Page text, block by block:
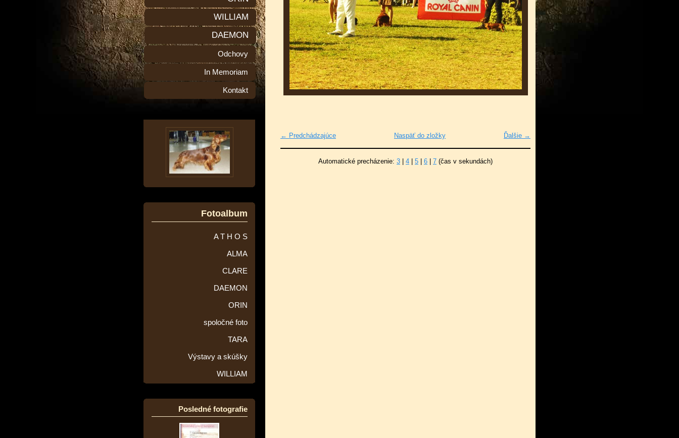
← Predchádzajúce Ďalšie →
Naspäť do zložky
Automatické precházenie: 3 4 5 6 7 (čas v sekundách)
WILLIAM
DAEMON
Odchovy
In Memoriam
Kontakt
Fotoalbum
A T H O S
ALMA
CLARE
DAEMON
ORIN
spoločné foto
TARA
Výstavy a skúšky
WILLIAM
Posledné fotografie